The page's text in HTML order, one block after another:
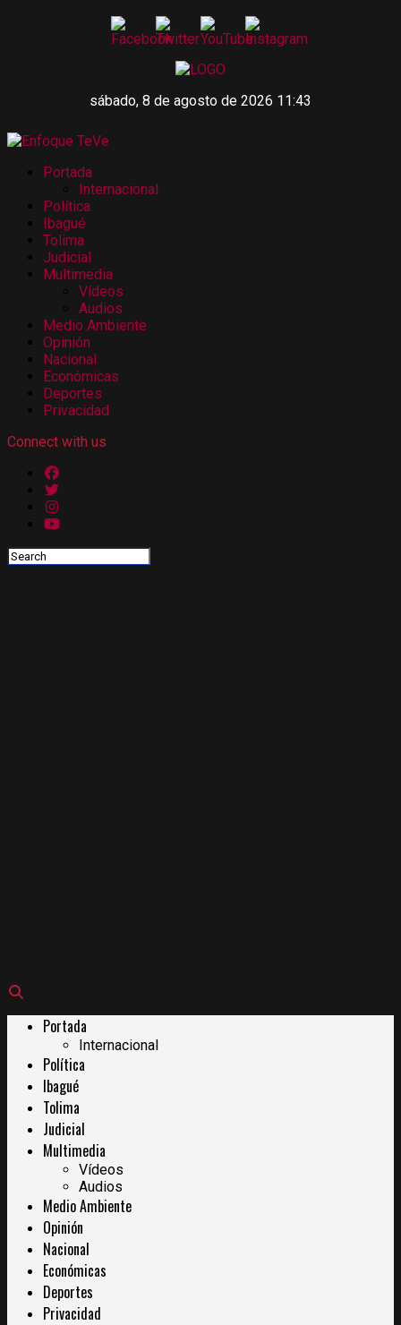
sábado, 8 de agosto de 2026 11:43
Portada
Internacional
Política
Ibagué
Tolima
Judicial
Multimedia
Vídeos
Audios
Medio Ambiente
Opinión
Nacional
Económicas
Deportes
Privacidad
Connect with us
Portada
Internacional
Política
Ibagué
Tolima
Judicial
Multimedia
Vídeos
Audios
Medio Ambiente
Opinión
Nacional
Económicas
Deportes
Privacidad